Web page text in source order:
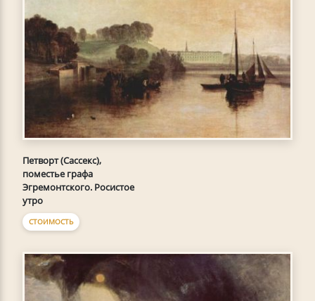
Петворт (Сассекс),
поместье графа
Эгремонтского. Росистое
утро
СТОИМОСТЬ